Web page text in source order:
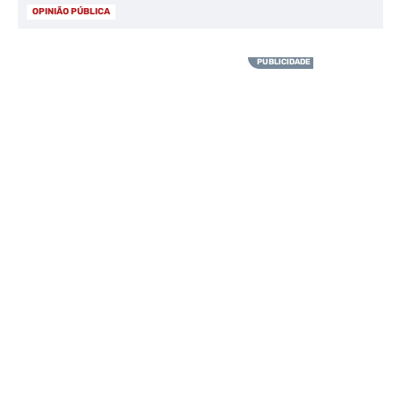
OPINIÃO PÚBLICA